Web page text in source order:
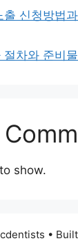
출 신청방법
절차와 준비
show.
•